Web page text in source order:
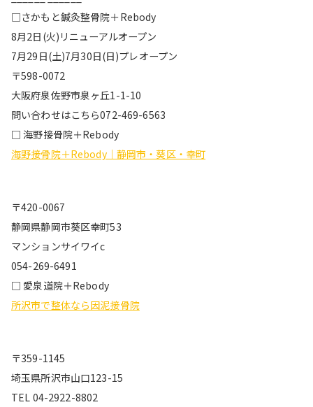
□さかもと鍼灸整骨院＋Rebody
8月2日(火)リニューアルオープン
7月29日(土)7月30日(日)プレオープン
〒598-0072
大阪府泉佐野市泉ヶ丘1-1-10
問い合わせはこちら072-469-6563
□ 海野接骨院＋Rebody
海野接骨院＋Rebody｜静岡市・葵区・幸町
〒420-0067
静岡県静岡市葵区幸町53
マンションサイワイc
054-269-6491
□ 愛泉道院＋Rebody
所沢市で整体なら因泥接骨院
〒359-1145
埼玉県所沢市山口123-15
TEL 04-2922-8802